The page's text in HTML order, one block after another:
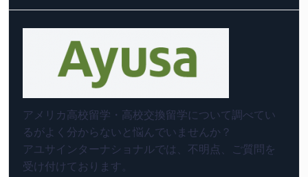
アメリカ高校留学・高校交換留学について調べてい
るがよく分からないと悩んでいませんか？
アユサインターナショナルでは、不明点、ご質問を
受け付けております。